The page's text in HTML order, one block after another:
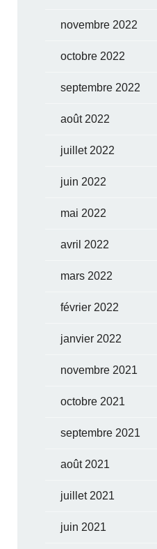
novembre 2022
octobre 2022
septembre 2022
août 2022
juillet 2022
juin 2022
mai 2022
avril 2022
mars 2022
février 2022
janvier 2022
novembre 2021
octobre 2021
septembre 2021
août 2021
juillet 2021
juin 2021